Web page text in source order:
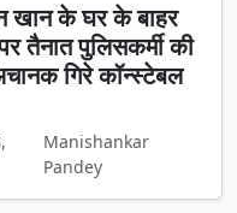
खान के घर के बाहर
तैनात पुलिसकर्मी की
गिरे कॉन्स्टेबल
Manishankar
Pandey